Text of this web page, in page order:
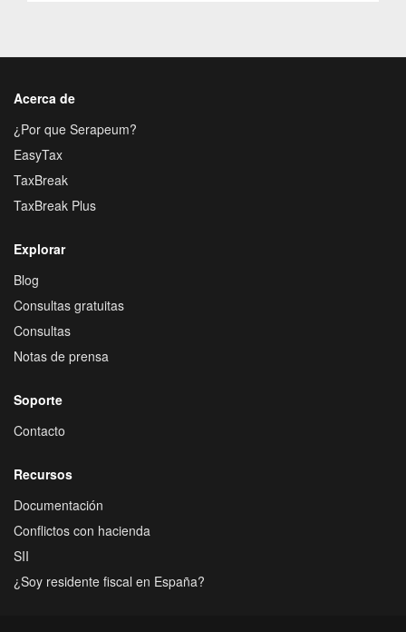
Acerca de
¿Por que Serapeum?
EasyTax
TaxBreak
TaxBreak Plus
Explorar
Blog
Consultas gratuitas
Consultas
Notas de prensa
Soporte
Contacto
Recursos
Documentación
Conflictos con hacienda
SII
¿Soy residente fiscal en España?